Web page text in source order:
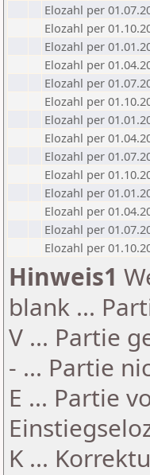
Elozahl per
Elozahl per
Elozahl per
Elozahl per
Elozahl per
Elozahl per
Elozahl per
Elozahl per
Elozahl per
Elozahl per
Elozahl per
Elozahl per
Elozahl per
Elozahl per
Hinweis1
blank ...
V ... Partie
- ... Partie
E ... Partie
K ...